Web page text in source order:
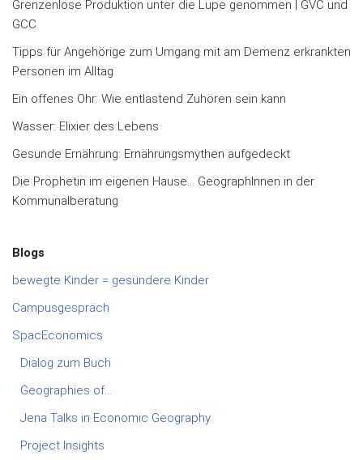
Grenzenlose Produktion unter die Lupe genommen | GVC und
GCC
Tipps für Angehörige zum Umgang mit am Demenz erkrankten
Personen im Alltag
Ein offenes Ohr: Wie entlastend Zuhören sein kann
Wasser: Elixier des Lebens
Gesunde Ernährung: Ernährungsmythen aufgedeckt
Die Prophetin im eigenen Hause… GeographInnen in der
Kommunalberatung
Blogs
bewegte Kinder = gesündere Kinder
Campusgespräch
SpacEconomics
Dialog zum Buch
Geographies of…
Jena Talks in Economic Geography
Project Insights